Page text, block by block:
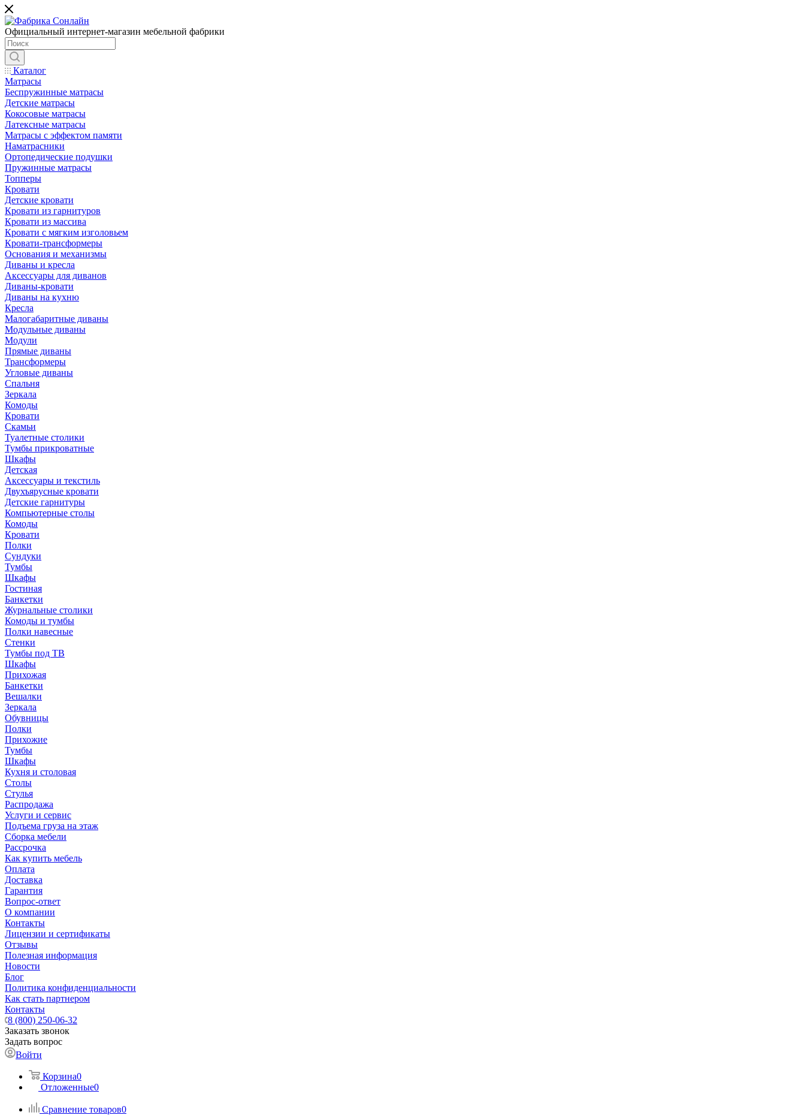
Официальный интернет-магазин мебельной фабрики
Каталог
Матрасы
Беспружинные матрасы
Детские матрасы
Кокосовые матрасы
Латексные матрасы
Матрасы с эффектом памяти
Наматрасники
Ортопедические подушки
Пружинные матрасы
Топперы
Кровати
Детские кровати
Кровати из гарнитуров
Кровати из массива
Кровати с мягким изголовьем
Кровати-трансформеры
Основания и механизмы
Диваны и кресла
Аксессуары для диванов
Диваны-кровати
Диваны на кухню
Кресла
Малогабаритные диваны
Модульные диваны
Модули
Прямые диваны
Трансформеры
Угловые диваны
Спальня
Зеркала
Комоды
Кровати
Скамьи
Туалетные столики
Тумбы прикроватные
Шкафы
Детская
Аксессуары и текстиль
Двухъярусные кровати
Детские гарнитуры
Компьютерные столы
Комоды
Кровати
Полки
Сундуки
Тумбы
Шкафы
Гостиная
Банкетки
Журнальные столики
Комоды и тумбы
Полки навесные
Стенки
Тумбы под ТВ
Шкафы
Прихожая
Банкетки
Вешалки
Зеркала
Обувницы
Полки
Прихожие
Тумбы
Шкафы
Кухня и столовая
Столы
Стулья
Распродажа
Услуги и сервис
Подъема груза на этаж
Сборка мебели
Рассрочка
Как купить мебель
Оплата
Доставка
Гарантия
Вопрос-ответ
О компании
Контакты
Лицензии и сертификаты
Отзывы
Полезная информация
Новости
Блог
Политика конфиденциальности
Как стать партнером
Контакты
8 (800) 250-06-32
Заказать звонок
Задать вопрос
Войти
Корзина0
Отложенные0
Сравнение товаров0